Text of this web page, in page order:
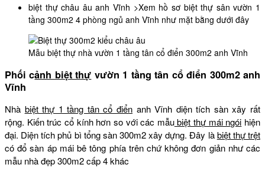
biệt thự châu âu anh Vĩnh >Xem hồ sơ biệt thự sân vườn 1
tầng 300m2 4 phòng ngủ anh Vĩnh như mặt bằng dưới đây
Mẫu biệt thự nhà vườn 1 tầng tân cổ điển 300m2 anh Vĩnh
Phối cảnh biệt thự vườn 1 tầng tân cổ điển 300m2 anh
Vĩnh
Nhà biệt thự 1 tầng tân cổ điển anh Vĩnh diện tích sàn xây rất
rộng. Kiến trúc cổ kính hơn so với các mẫubiệt thự mái ngói hiện
đại. Diện tích phủ bì tổng sàn 300m2 xây dựng. Đây làbiệt thự trệt
có đổ sàn áp mái bê tông phía trên chứ không đơn giản như các
mẫu nhà đẹp 300m2 cấp 4 khác